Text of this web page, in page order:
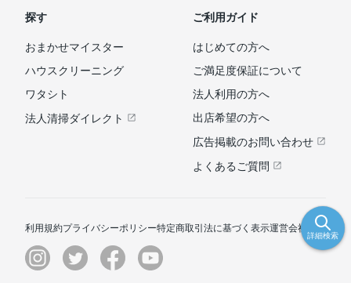
詳細検索
探す
おまかせマイスター
ハウスクリーニング
ワタシト
法人清掃ダイレクト
ご利用ガイド
はじめての方へ
ご満足度保証について
法人利用の方へ
出店希望の方へ
広告掲載のお問い合わせ
よくあるご質問
利用規約プライバシーポリシー特定商取引法に基づく表示運営会社